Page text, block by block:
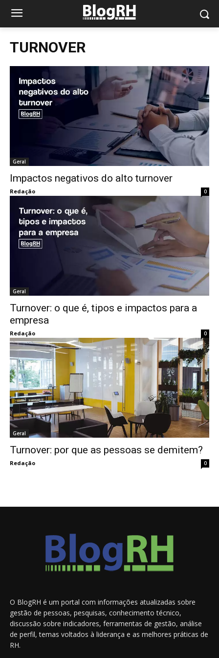
TURNOVER
Geral
Impactos negativos do alto turnover
Redação 0
Geral
Turnover: o que é, tipos e impactos para a
empresa
Redação 0
Geral
Turnover: por que as pessoas se demitem?
Redação 0
O BlogRH é um portal com informações atualizadas sobre
gestão de pessoas, pesquisas, conhecimento técnico,
discussão sobre indicadores, ferramentas de gestão, análise
de perfil, temas voltados à liderança e as melhores práticas de
RH.